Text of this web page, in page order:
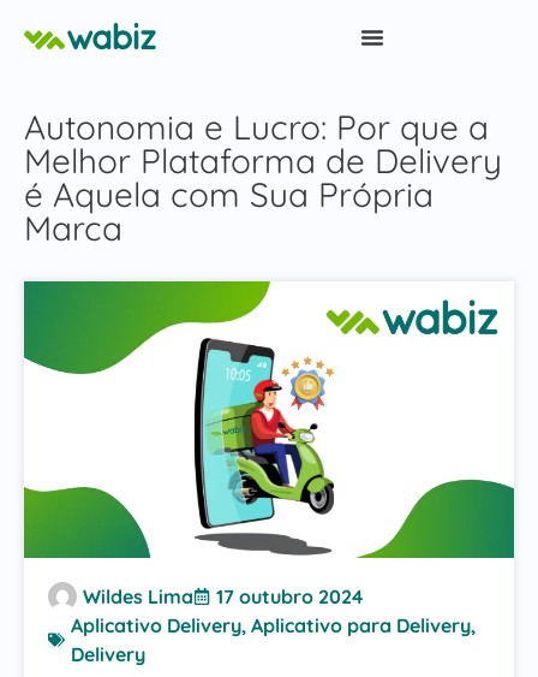
Autonomia e Lucro: Por que a
Melhor Plataforma de Delivery
é Aquela com Sua Própria
Marca
Wildes Lima
17 outubro 2024
Aplicativo Delivery, Aplicativo para Delivery,
Delivery